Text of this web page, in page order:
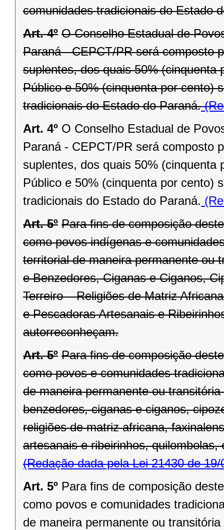
comunidades tradicionais do Estado
Art. 4º O Conselho Estadual de
Paraná - CEPCT/PR será composto
suplentes, dos quais 50% (cinquenta
Público e 50% (cinquenta por cento)
tradicionais do Estado do Paraná.
Art. 4º O Conselho Estadual de
Paraná - CEPCT/PR será composto
suplentes, dos quais 50%
Público e 50% (cinquenta por cento)
tradicionais do Estado do Paraná.
Art. 5º Para fins de composição
como povos indígenas e
territorial de maneira permanente ou
e Benzedores, Ciganas e Ciganos,
Terreiro – Religiões de Matriz
e Pescadoras Artesanais e
autorreconheçam.
Art. 5º Para fins de composição
como povos e comunidades
de maneira permanente ou
benzedores, ciganas e ciganos,
religiões de matriz africana,
artesanais e ribeirinhos,
(Redação dada pela Lei 21430 de 19/
Art. 5º Para fins de composição
como povos e comunidades
de maneira permanente ou